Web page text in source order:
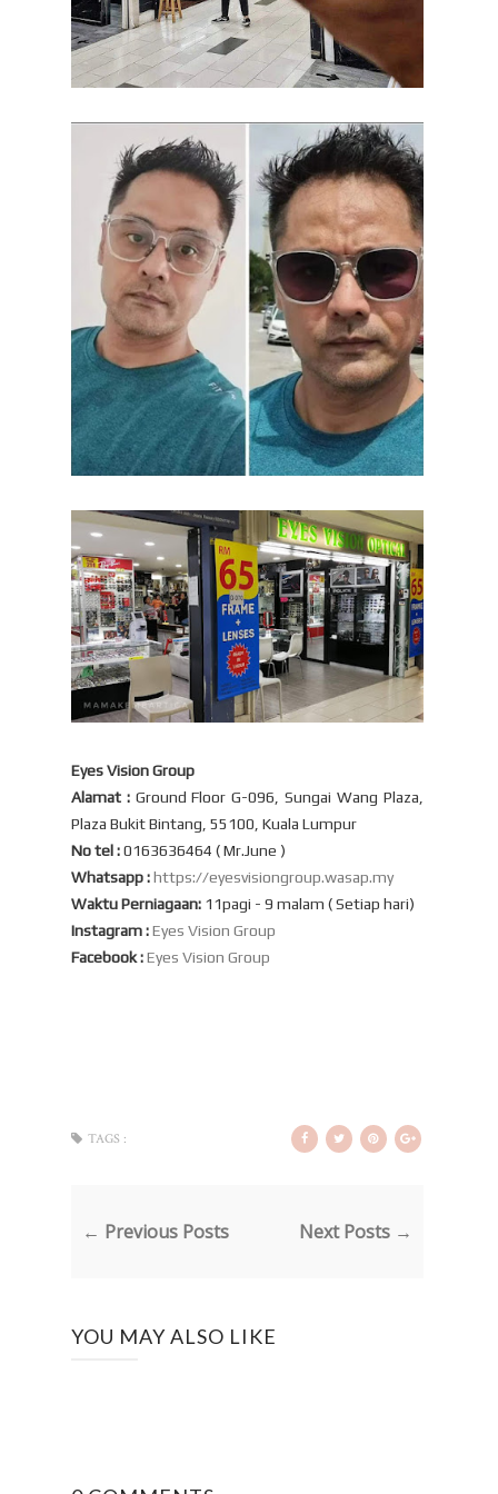
Eyes Vision Group
Alamat :Ground Floor G-096, Sungai Wang Plaza,
Plaza Bukit Bintang, 55100, Kuala Lumpur
No tel :0163636464 ( Mr.June )
Whatsapp :https://eyesvisiongroup.wasap.my
Waktu Perniagaan: 11pagi - 9 malam ( Setiap hari)
Instagram :Eyes Vision Group
Facebook :Eyes Vision Group
TAGS :
← Previous Posts Next Posts →
YOU MAY ALSO LIKE